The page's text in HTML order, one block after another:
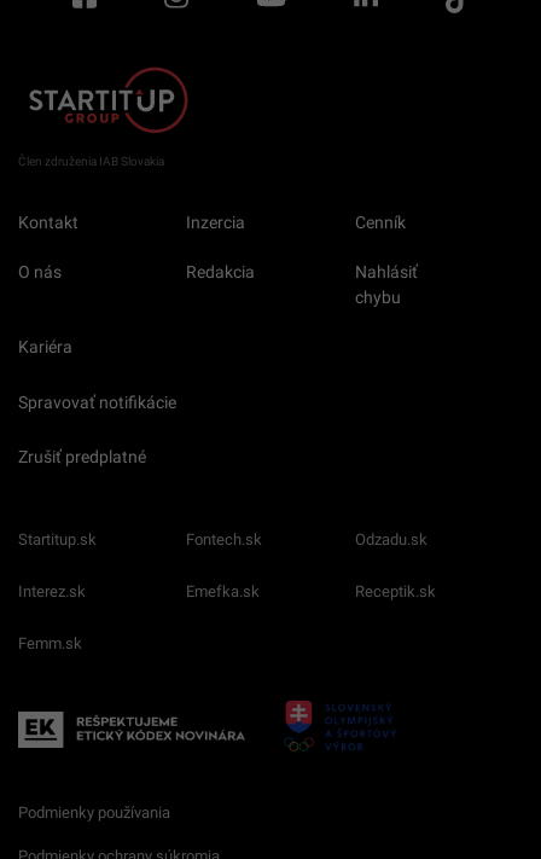
Člen združenia IAB Slovakia
Kontakt Inzercia Cenník
O nás Redakcia
Nahlásiť
chybu
Kariéra
Spravovať notifikácie
Zrušiť predplatné
Startitup.sk Fontech.sk Odzadu.sk
Interez.sk Emefka.sk Receptik.sk
Femm.sk
Podmienky používania